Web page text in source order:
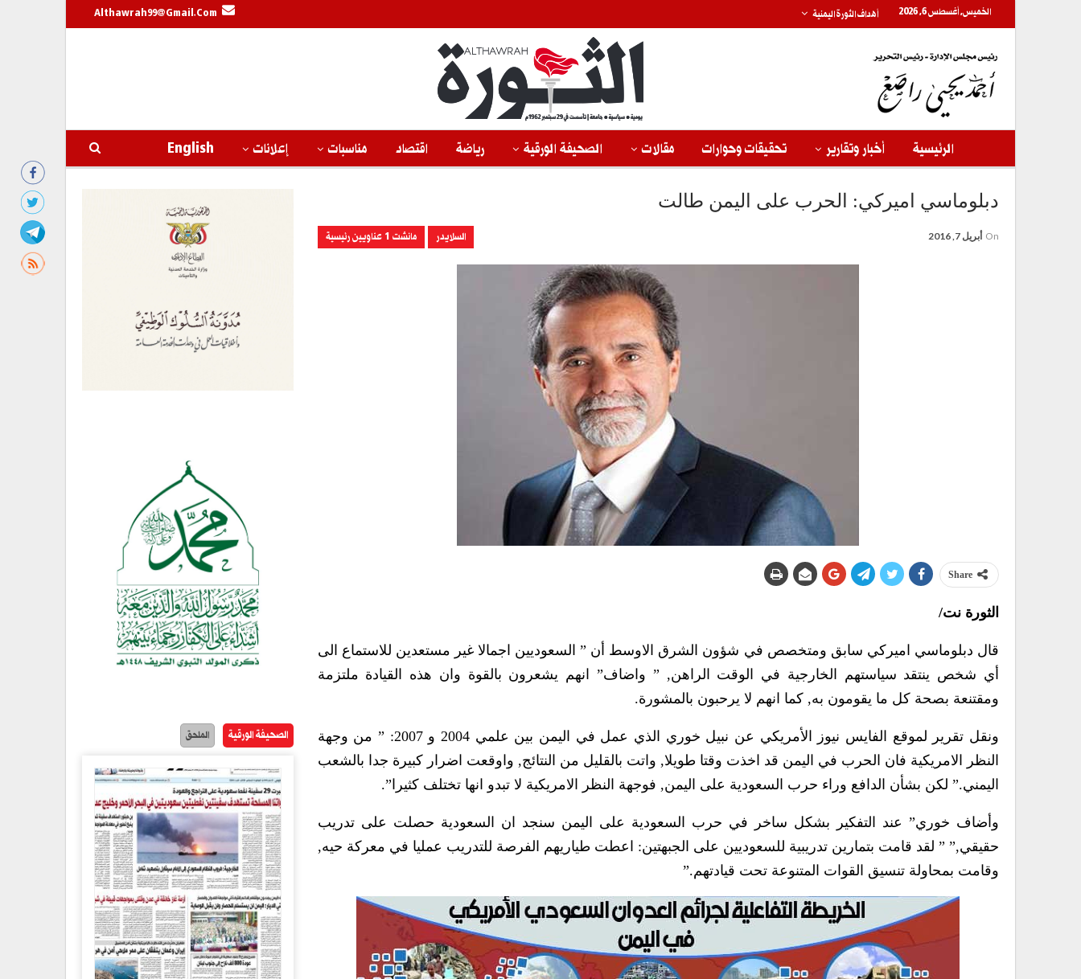
الخميس, أغسطس 6, 2026 أهداف الثورة اليمنية Althawrah99@gmail.com
الرئيسية أخبار وتقارير تحقيقات وحوارات مقالات الصحيفة الورقية رياضة اقتصاد مناسبات إعلانات English
دبلوماسي اميركي: الحرب على اليمن طالت
السلايدر مانشت 1 عناويين رئيسية On أبريل 7, 2016
Share
الثورة نت/
قال دبلوماسي اميركي سابق ومتخصص في شؤون الشرق الاوسط أن ” السعوديين اجمالا غير مستعدين للاستماع الى
أي شخص ينتقد سياستهم الخارجية في الوقت الراهن, ” واضاف” انهم يشعرون بالقوة وان هذه القيادة ملتزمة
ومقتنعة بصحة كل ما يقومون به, كما انهم لا يرحبون بالمشورة.
ونقل تقرير لموقع الفايس نيوز الأمريكي عن نبيل خوري الذي عمل في اليمن بين علمي 2004 و 2007: ” من وجهة
النظر الامريكية فان الحرب في اليمن قد اخذت وقتا طويلا, واتت بالقليل من النتائج, واوقعت اضرار كبيرة جدا بالشعب
اليمني.” لكن بشأن الدافع وراء حرب السعودية على اليمن, فوجهة النظر الامريكية لا تبدو انها تختلف كثيرا”.
وأضاف خوري” عند التفكير بشكل ساخر في حرب السعودية على اليمن سنجد ان السعودية حصلت على تدريب
حقيقي,” ” لقد قامت بتمارين تدريبية للسعوديين على الجبهتين: اعطت طياريهم الفرصة للتدريب عمليا في معركة حيه,
وقامت بمحاولة تنسيق القوات المتنوعة تحت قيادتهم.”
الصحيفة الورقية الملحق